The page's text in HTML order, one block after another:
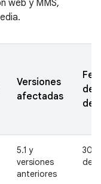
web y MMS,
Versiones
afectadas
de
5.1 y
versiones
anteriores
30
de